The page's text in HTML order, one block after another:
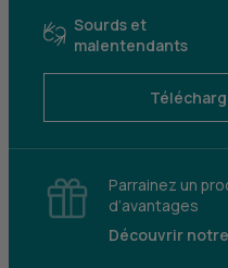
Sourds et
malentendants
Parrainez un
d’avantages
Découvrir